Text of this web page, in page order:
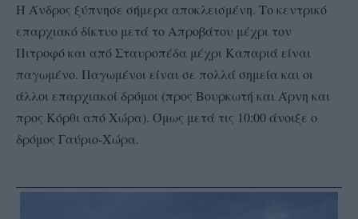
Η Άνδρος ξύπνησε σήμερα αποκλεισμένη. Το κεντρικό
επαρχιακό δίκτυο μετά το Απροβάτου μέχρι τον
Πιτροφό και από Σταυροπέδα μέχρι Καπαριά είναι
παγωμένο. Παγωμένοι είναι σε πολλά σημεία και οι
άλλοι επαρχιακοί δρόμοι (προς Βουρκωτή και Άρνη και
προς Κόρθι από Χώρα). Όμως μετά τις 10:00 άνοιξε ο
δρόμος Γαύριο-Χώρα.